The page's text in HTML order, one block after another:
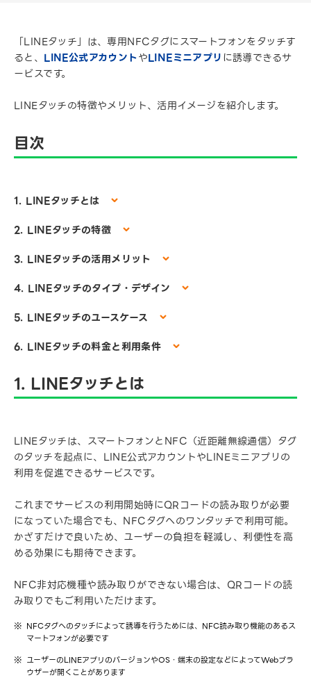
「LINEタッチ」は、専用NFCタグにスマートフォンをタッチす
ると、 LINE公式アカウントやLINEミニアプリに誘導できるサ
ービスです。
LINEタッチの特徴やメリット、活用イメージを紹介します。
目次
1. LINEタッチとは
2. LINEタッチの特徴
3. LINEタッチの活用メリット
4. LINEタッチのタイプ・デザイン
5. LINEタッチのユースケース
6. LINEタッチの料金と利用条件
1. LINEタッチとは
LINEタッチは、スマートフォンとNFC（近距離無線通信）タグ
のタッチを起点に、LINE公式アカウントやLINEミニアプリの
利用を促進できるサービスです。
これまでサービスの利用開始時にQRコードの読み取りが必要
になっていた場合でも、NFCタグへのワンタッチで利用可能。
かざすだけで良いため、ユーザーの負担を軽減し、利便性を高
める効果にも期待できます。
NFC非対応機種や読み取りができない場合は、QRコードの読
み取りでもご利用いただけます。
NFCタグへのタッチによって誘導を行うためには、NFC読み取り機能のあるス
マートフォンが必要です
ユーザーのLINEアプリのバージョンやOS・端末の設定などによってWebブラ
ウザーが開くことがあります